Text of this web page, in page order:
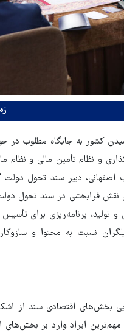
کشور به جایگاه مطلوب در
و نظام تأمین مالی و نظام
دبیر سند تحول دولت
نقش فرابخشی در سند تحول
برنامه‌ریزی برای
نسبت به محتوا و
بخش‌های اقتصادی سند از
مهم‌ترین ایراد وارد بر